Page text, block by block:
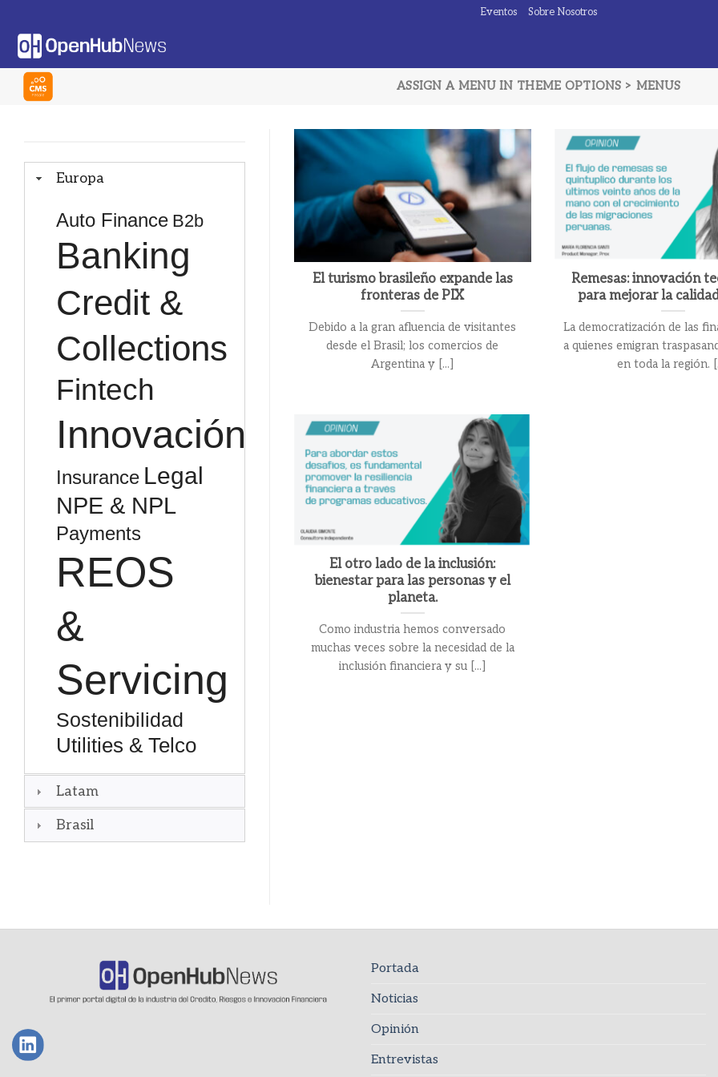
contenido
Eventos Sobre Nosotros
ASSIGN A MENU IN THEME OPTIONS > MENUS
Europa
Auto Finance B2b
Banking
Credit &
Collections
Fintech
Innovación
Insurance Legal
NPE & NPL
Payments
REOS
&
Servicing
Sostenibilidad
Utilities & Telco
Latam
Brasil
El turismo brasileño expande las
fronteras de PIX
Debido a la gran afluencia de visitantes
desde el Brasil; los comercios de
Argentina y [...]
Remesas: innovación
para mejorar la
La democratización de las
a quienes emigran
en toda la región.
El otro lado de la inclusión:
bienestar para las personas y el
planeta.
Como industria hemos conversado
muchas veces sobre la necesidad de la
inclusión financiera y su [...]
Portada
Noticias
Opinión
Entrevistas